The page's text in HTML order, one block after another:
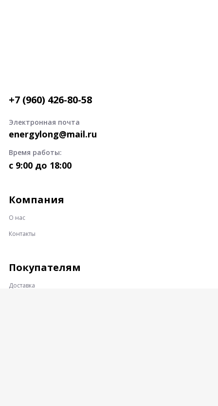
+7 (960) 426-80-58
Электронная почта
energylong@mail.ru
Время работы:
c 9:00 до 18:00
Компания
О нас
Контакты
Покупателям
Доставка